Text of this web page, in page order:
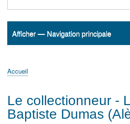
Navigation
Afficher — Navigation principale
Accueil
ActualitésMATh.en.JEANS ?
Régions et Ateliers
Créer, gérer un atelier
Sujets/Publications
Congrès
d'Ariane
Accueil
Le collectionneur -
Baptiste Dumas